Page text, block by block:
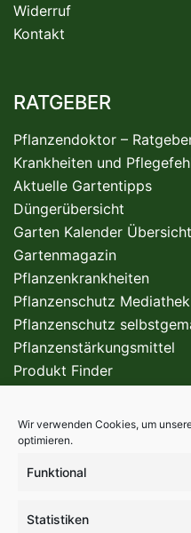
Wir verwenden Cookies, um
optimieren.
Funktional
Statistiken
Widerruf
Kontakt
RATGEBER
Pflanzendoktor –
Krankheiten und
Aktuelle Gartentipps
Düngerübersicht
Garten Kalender Übersicht
Gartenmagazin
Pflanzenkrankheiten
Pflanzenschutz Mediathek
Pflanzenschutz
Pflanzenstärkungsmittel
Produkt Finder
FÜR DEN PROFI